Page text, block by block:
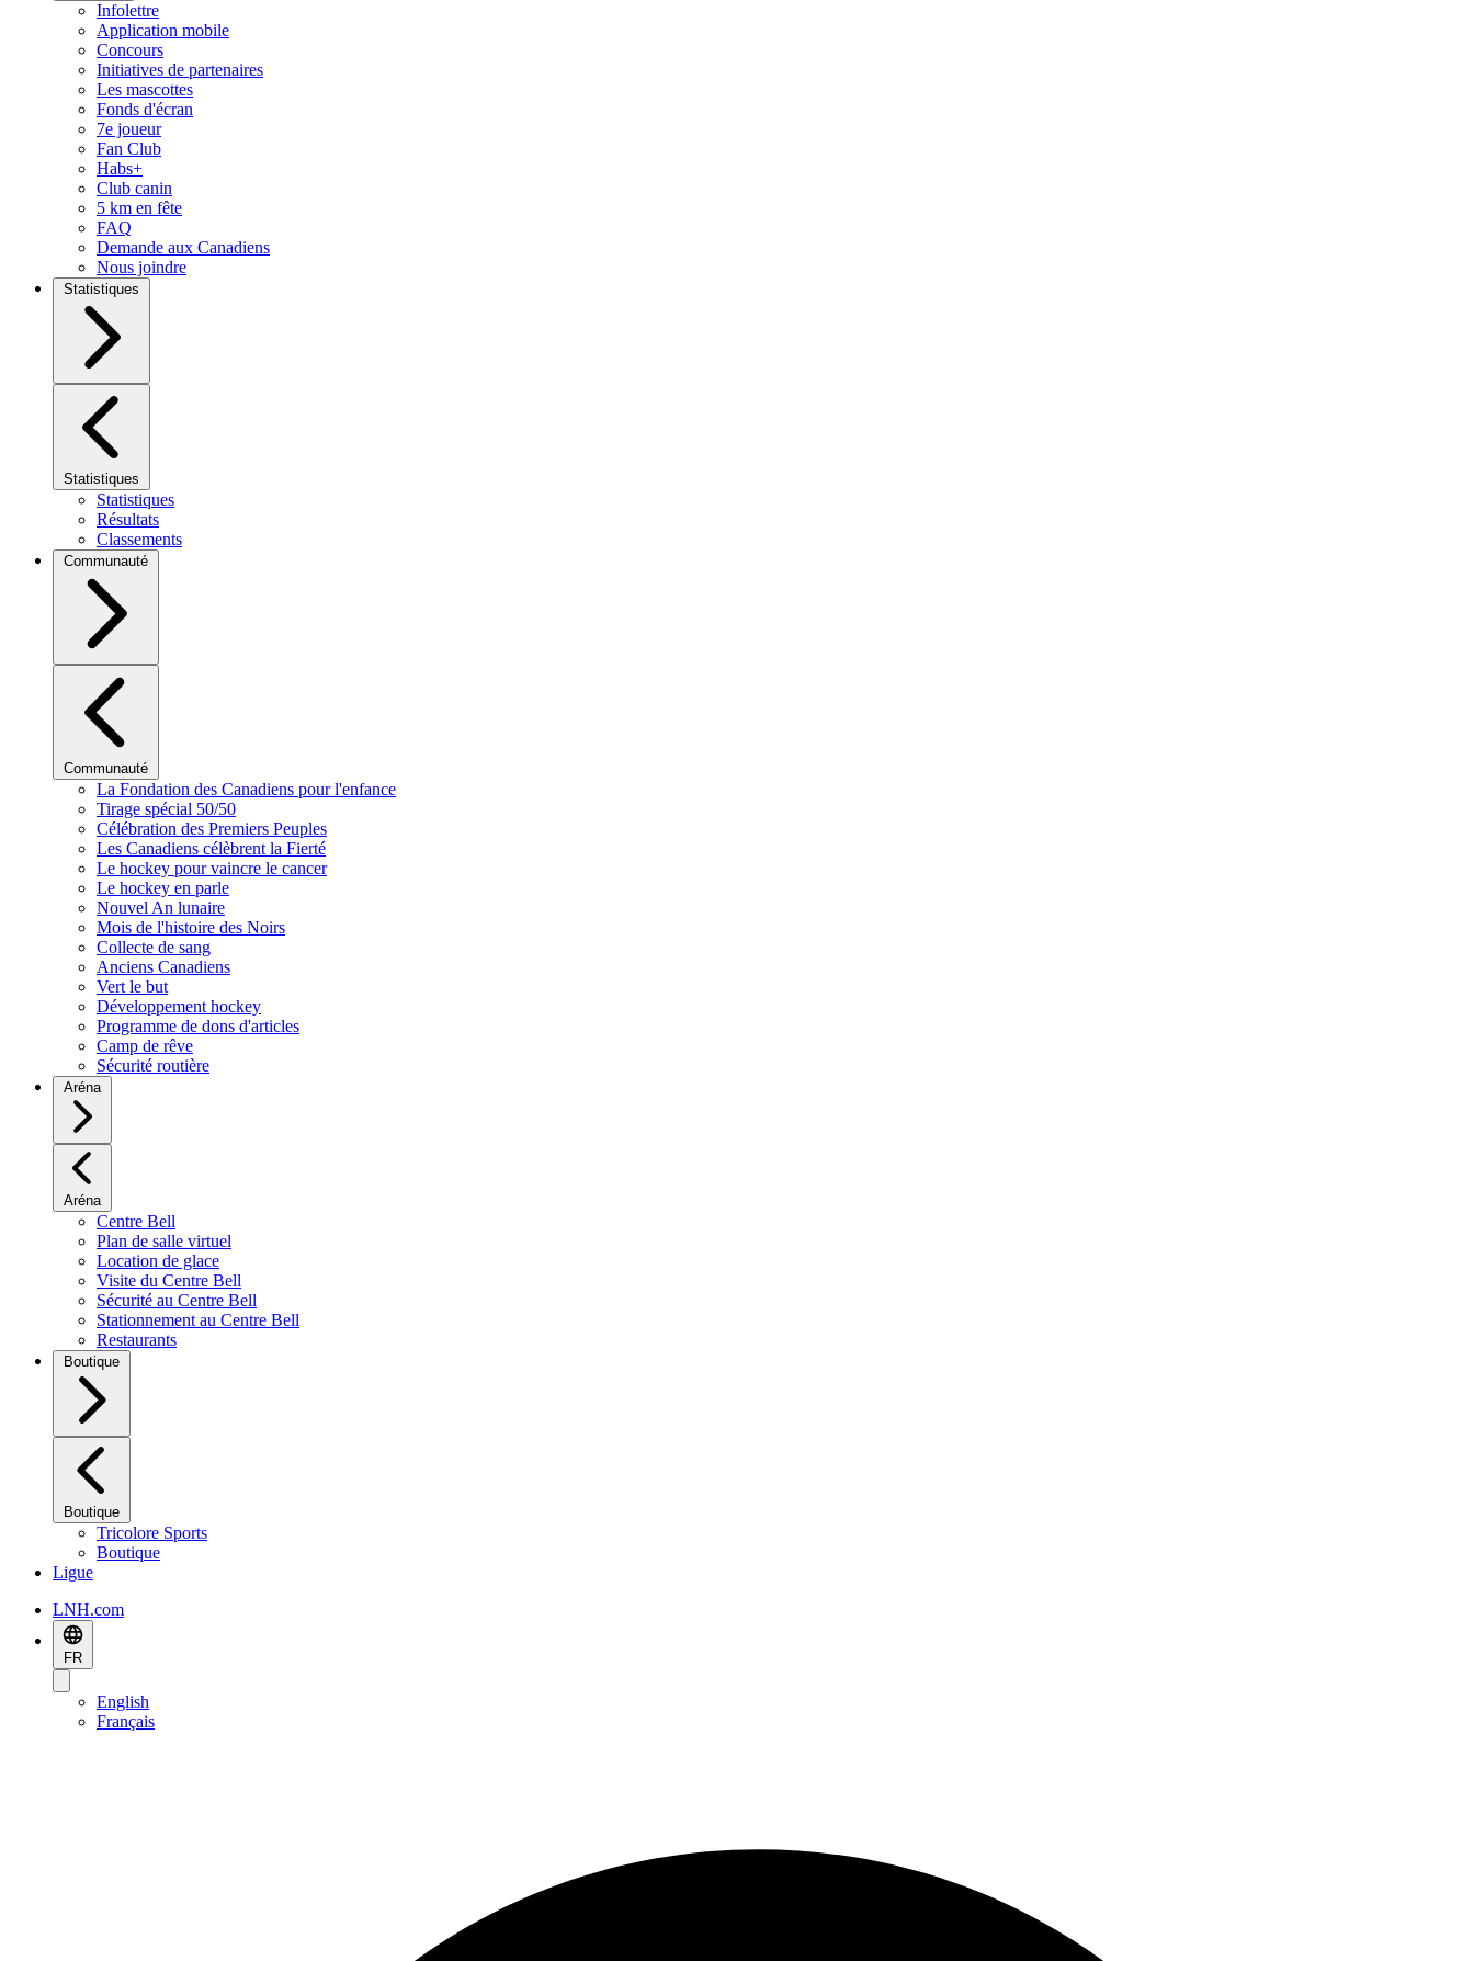
Infolettre
Application mobile
Concours
Initiatives de partenaires
Les mascottes
Fonds d'écran
7e joueur
Fan Club
Habs+
Club canin
5 km en fête
FAQ
Demande aux Canadiens
Nous joindre
Statistiques
Statistiques
Statistiques
Résultats
Classements
Communauté
Communauté
La Fondation des Canadiens pour l'enfance
Tirage spécial 50/50
Célébration des Premiers Peuples
Les Canadiens célèbrent la Fierté
Le hockey pour vaincre le cancer
Le hockey en parle
Nouvel An lunaire
Mois de l'histoire des Noirs
Collecte de sang
Anciens Canadiens
Vert le but
Développement hockey
Programme de dons d'articles
Camp de rêve
Sécurité routière
Aréna
Aréna
Centre Bell
Plan de salle virtuel
Location de glace
Visite du Centre Bell
Sécurité au Centre Bell
Stationnement au Centre Bell
Restaurants
Boutique
Boutique
Tricolore Sports
Boutique
Ligue
LNH.com
FR
English
Français